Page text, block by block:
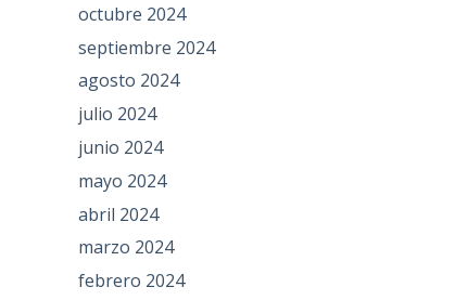
octubre 2024
septiembre 2024
agosto 2024
julio 2024
junio 2024
mayo 2024
abril 2024
marzo 2024
febrero 2024